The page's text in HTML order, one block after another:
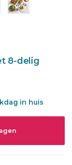
8-delig
in huis